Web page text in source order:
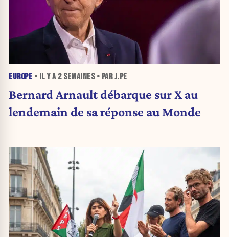
EUROPE • IL Y A 2 SEMAINES• PAR J.PE
Bernard Arnault débarque sur X au
lendemain de sa réponse au Monde